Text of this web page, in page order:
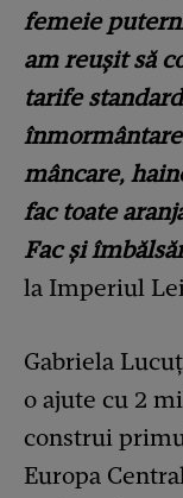
femeie
am reușit să
tarife
mâncare,
fac toate
Fac și
la Imperiul
Gabriela
o ajute cu 2
construi
Europa